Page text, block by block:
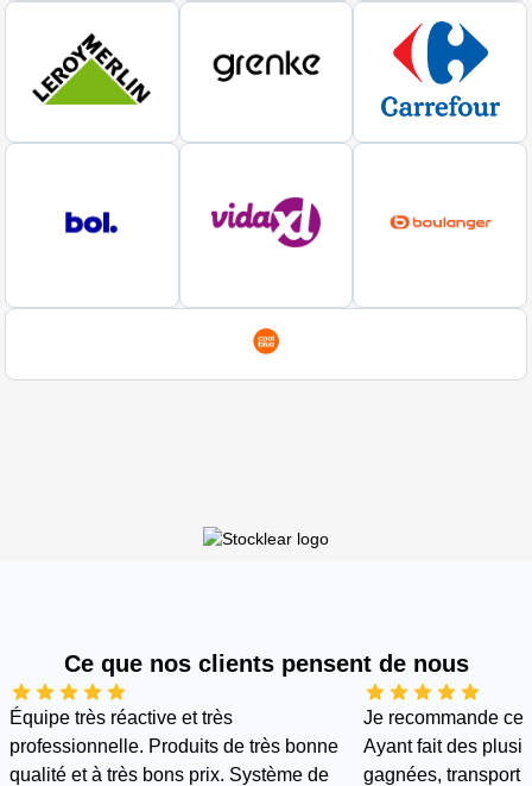
Ce que nos clients pensent de nous
Équipe très réactive et très
professionnelle. Produits de très bonne
qualité et à très bons prix. Système de
Je recommande
Ayant fait des
gagnées, transport